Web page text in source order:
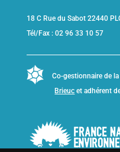
18 C Rue du Sabot 22440
Tél/Fax : 02 96 33 10 57
Co-gestionnaire de la
Brieuc et adhérent